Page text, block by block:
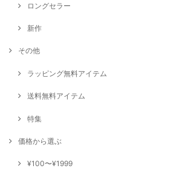
ロングセラー
新作
その他
ラッピング無料アイテム
送料無料アイテム
特集
価格から選ぶ
¥100〜¥1999